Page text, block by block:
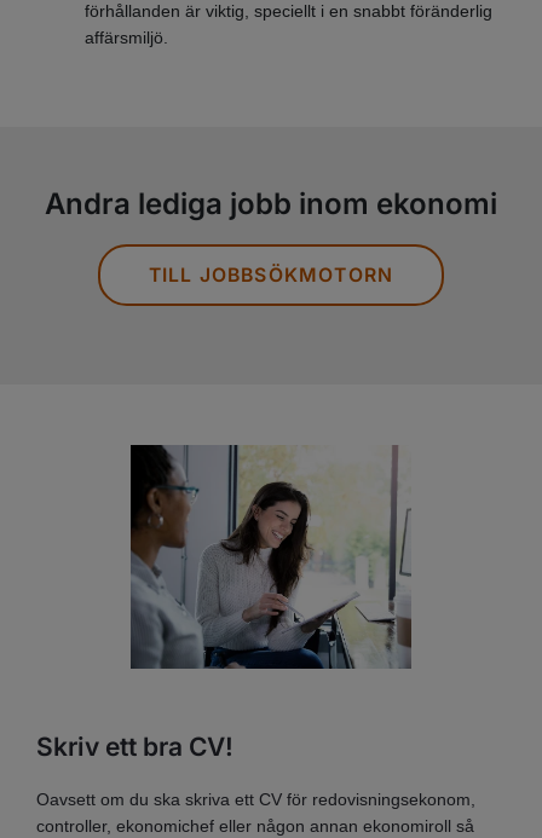
förhållanden är viktig, speciellt i en snabbt föränderlig
affärsmiljö.
Andra lediga jobb inom ekonomi
TILL JOBBSÖKMOTORN
Skriv ett bra CV!
Oavsett om du ska skriva ett CV för redovisningsekonom,
controller, ekonomichef eller någon annan ekonomiroll så